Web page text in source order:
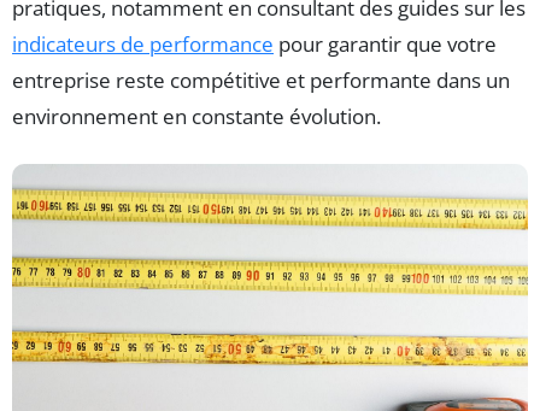
pratiques, notamment en consultant des guides sur les
indicateurs de performance pour garantir que votre
entreprise reste compétitive et performante dans un
environnement en constante évolution.